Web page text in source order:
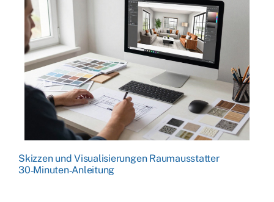
Skizzen und Visualisierungen Raumausstatter
30‑Minuten‑Anleitung